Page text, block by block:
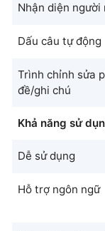
Nhận diện người
Dấu câu tự động
Trình chỉnh sửa
đề/ghi chú
Khả năng sử
Dễ sử dụng
Hỗ trợ ngôn ngữ